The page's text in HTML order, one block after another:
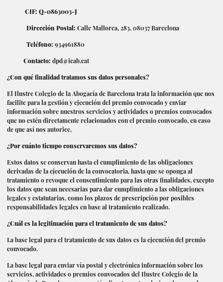
CIF: Q-0863003-J
Dirección Postal: Calle Mallorca, 283, 08037 Barcelona
Teléfono: 934961880
Contacto: dpd@icab.cat
¿Con qué finalidad tratamos sus datos personales?
El Ilustre Colegio de la Abogacía de Barcelona trata la información que nos
facilite para la gestión y ejecución del premio convocado y enviar
información sobre nuestros servicios y actividades o premios convocados
que no estén directamente relacionados con el premio convocado, en caso
de que así nos autorice.
¿Por cuánto tiempo conservaremos sus datos?
Estos datos se conservan hasta el cumplimiento de las obligaciones
derivadas de la ejecución de la convocatoria, hasta que se oponga al
tratamiento o revoque el consentimiento para las otras finalidades, excepto
los datos que sean necesarias para dar cumplimiento a las obligaciones
legales y estatutarias, como los plazos de prescripción por posibles
responsabilidades legales en base al tratamiento realizado.
¿Cuál es la legitimación para el tratamiento de sus datos?
La base legal para el tratamiento de sus datos es la ejecución del premio
convocado.
La base legal para enviar vía postal y electrónica información sobre los
servicios, actividades o premios convocados del Ilustre Colegio de la